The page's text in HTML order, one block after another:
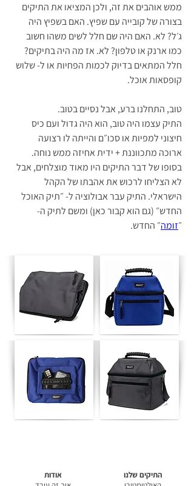
ממש אוהבים את זה, ולכן המציאו את התיקים
בצורה של קובייה עם שפיץ. האם בשפיץ היה
ג׳ל? לא. האם היה שם חלל לשים משהו חשוב
כמו ארנק או טלפון? לא. אז מה היה בתיקים?
חלל המתאים בדיוק לכמות הפחיות או ל- שלוש
קופסאות אוכל.
טוב, התחלנו ברע, אבל נסיים בטוב.
התיק עצמו היה טוב, הוא היה גדול ועם כיס
חיצוני למפיות או סכו״ם והייתה לו רצועה
ארוכה מתכווננת + ידית אחיזה ממש נוחה.
בסופו של דבר התיקים היו מאוד מוצלחים, אבל
לא הצליחו לרכוש את אהבתו של הקהל
הישראלי. התיק עבר אבולוציה ל- ״תיק האוכל
החדש״ (גם הוא קבור כאן) ומשם לתיק ה-
״זומה״ החדש.
אודות
התיקים שלנו